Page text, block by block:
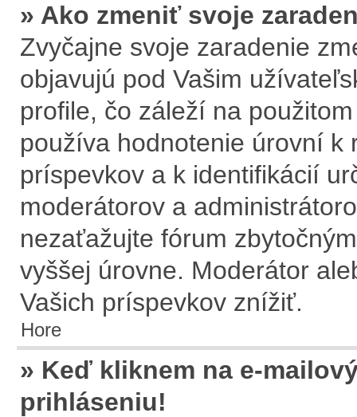
» Ako zmeniť svoje
Zvyčajne svoje zaradenie
objavujú pod Vašim
profile, čo záleží na
používa hodnotenie úrovní k
príspevkov a k identifikácií
moderátorov a
nezaťažujte fórum
vyššej úrovne. Moderátor
Vašich príspevkov znížiť.
Hore
» Keď kliknem na e-
prihláseniu!